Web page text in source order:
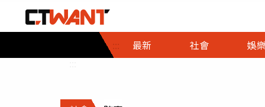
::: 最新 社會
社會首頁
時事
調查
娛樂
娛樂首頁
即時
財經首頁
熱線
政